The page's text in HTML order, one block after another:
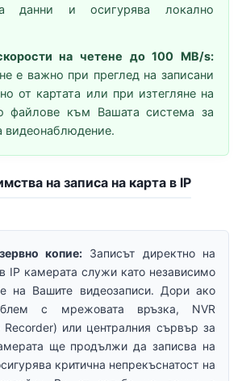
данни и осигурява локално
на четене до 100 MB/s:
е важно при преглед на записани
от картата или при изтегляне на
файлове към Вашата система за
видеонаблюдение.
на записа на карта в IP
копие:Записът директно на
IP камерата служи като независимо
на Вашите видеозаписи. Дори ако
с мрежовата връзка, NVR
или централния сървър за
ще продължи да записва на
критична непрекъснатост на